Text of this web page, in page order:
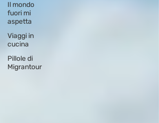
Il mondo
fuori mi
aspetta
Viaggi in
cucina
Pillole di
Migrantour